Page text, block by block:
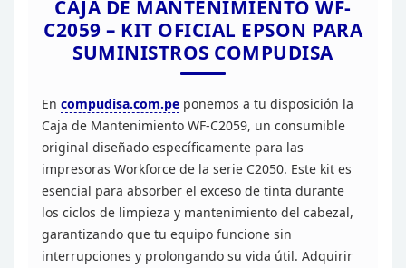
CAJA DE MANTENIMIENTO WF-
C2059 – KIT OFICIAL EPSON PARA
SUMINISTROS COMPUDISA
En compudisa.com.pe ponemos a tu disposición la
Caja de Mantenimiento WF-C2059, un consumible
original diseñado específicamente para las
impresoras Workforce de la serie C2050. Este kit es
esencial para absorber el exceso de tinta durante
los ciclos de limpieza y mantenimiento del cabezal,
garantizando que tu equipo funcione sin
interrupciones y prolongando su vida útil. Adquirir